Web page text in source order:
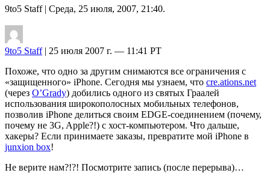
9to5 Staff| Среда, 25 июля, 2007, 21:40.
9to5 Staff| 25 июля 2007 г. — 11:41 PT
Похоже, что одно за другим снимаются все ограничения с
«защищенного» iPhone. Сегодня мы узнаем, что cre.ations.net
(через O’Grady) добились одного из святых Граалей
использования широкополосных мобильных телефонов,
позволив iPhone делиться своим EDGE-соединением (почему,
почему не 3G, Apple?!) с хост-компьютером. Что дальше,
хакеры? Если принимаете заказы, превратите мой iPhone в
junxion box!
Не верите нам?!?! Посмотрите запись (после перерыва)…